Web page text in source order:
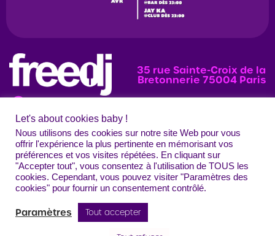
35 rue Sainte-Croix de la
Bretonnerie 75004 Paris
News Programmation Évènements
Photos
ContactMentions légalesConfidentialitéCGUCrédits
Freedj Paris – Tous droits réservés
Let's about cookies baby !
Nous utilisons des cookies sur notre site Web pour vous
offrir l'expérience la plus pertinente en mémorisant vos
préférences et vos visites répétées. En cliquant sur
"Accepter tout", vous consentez à l'utilisation de TOUS les
cookies. Cependant, vous pouvez visiter "Paramètres des
cookies" pour fournir un consentement contrôlé.
Paramètres Tout accepter